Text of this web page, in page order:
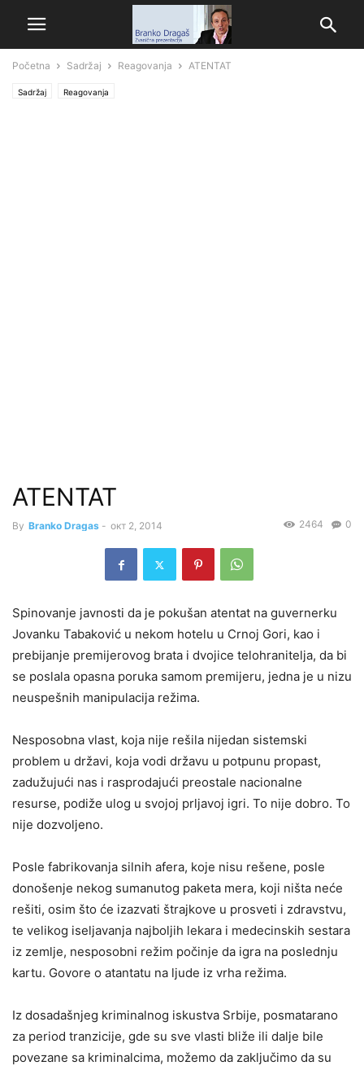
Početna Sadržaj Reagovanja ATENTAT
Sadržaj Reagovanja
ATENTAT
By Branko Dragas - окт 2, 2014 0
2464
Spinovanje javnosti da je pokušan atentat na guvernerku
Jovanku Tabaković u nekom hotelu u Crnoj Gori, kao i
prebijanje premijerovog brata i dvojice telohranitelja, da bi
se poslala opasna poruka samom premijeru, jedna je u nizu
neuspešnih manipulacija režima.
Nesposobna vlast, koja nije rešila nijedan sistemski
problem u državi, koja vodi državu u potpunu propast,
zadužujući nas i rasprodajući preostale nacionalne
resurse, podiže ulog u svojoj prljavoj igri. To nije dobro. To
nije dozvoljeno.
Posle fabrikovanja silnih afera, koje nisu rešene, posle
donošenje nekog sumanutog paketa mera, koji ništa neće
rešiti, osim što će izazvati štrajkove u prosveti i zdravstvu,
te velikog iseljavanja najboljih lekara i medecinskih sestara
iz zemlje, nesposobni režim počinje da igra na poslednju
kartu. Govore o atantatu na ljude iz vrha režima.
Iz dosadašnjeg kriminalnog iskustva Srbije, posmatarano
za period tranzicije, gde su sve vlasti bliže ili dalje bile
povezane sa kriminalcima, možemo da zaključimo da su